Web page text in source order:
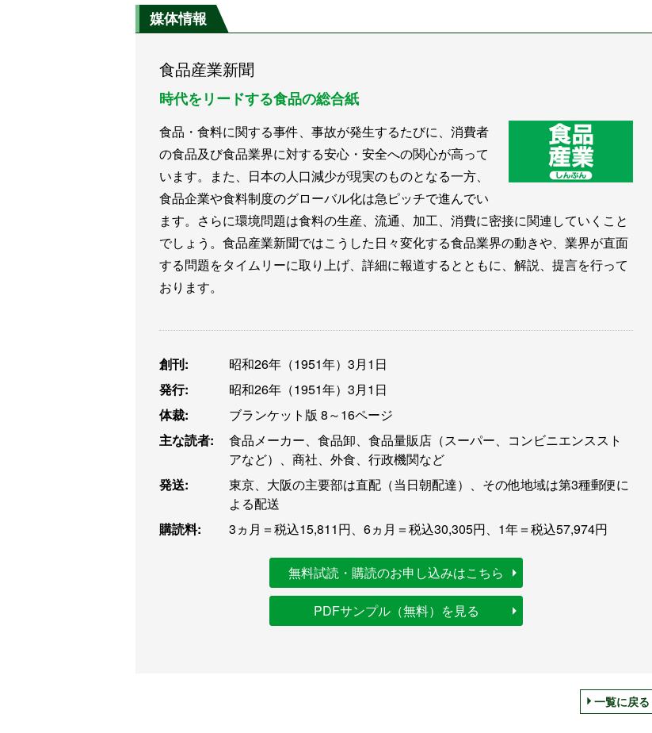
媒体情報
食品産業新聞
時代をリードする食品の総合紙
食品・食料に関する事件、事故が発生するたびに、消費者
の食品及び食品業界に対する安心・安全への関心が高って
います。また、日本の人口減少が現実のものとなる一方、
食品企業や食料制度のグローバル化は急ピッチで進んでい
ます。さらに環境問題は食料の生産、流通、加工、消費に密接に関連していくこと
でしょう。食品産業新聞ではこうした日々変化する食品業界の動きや、業界が直面
する問題をタイムリーに取り上げ、詳細に報道するとともに、解説、提言を行って
おります。
創刊:
昭和26年（1951年）3月1日
発行:
昭和26年（1951年）3月1日
体裁:
ブランケット版 8～16ページ
主な読者:
食品メーカー、食品卸、食品量販店（スーパー、コンビニエンススト
アなど）、商社、外食、行政機関など
発送:
東京、大阪の主要部は直配（当日朝配達）、その他地域は第3種郵便に
よる配送
購読料:
3ヵ月＝税込15,811円、6ヵ月＝税込30,305円、1年＝税込57,974円
無料試読・購読のお申し込みはこちら
PDFサンプル（無料）を見る
一覧に戻る